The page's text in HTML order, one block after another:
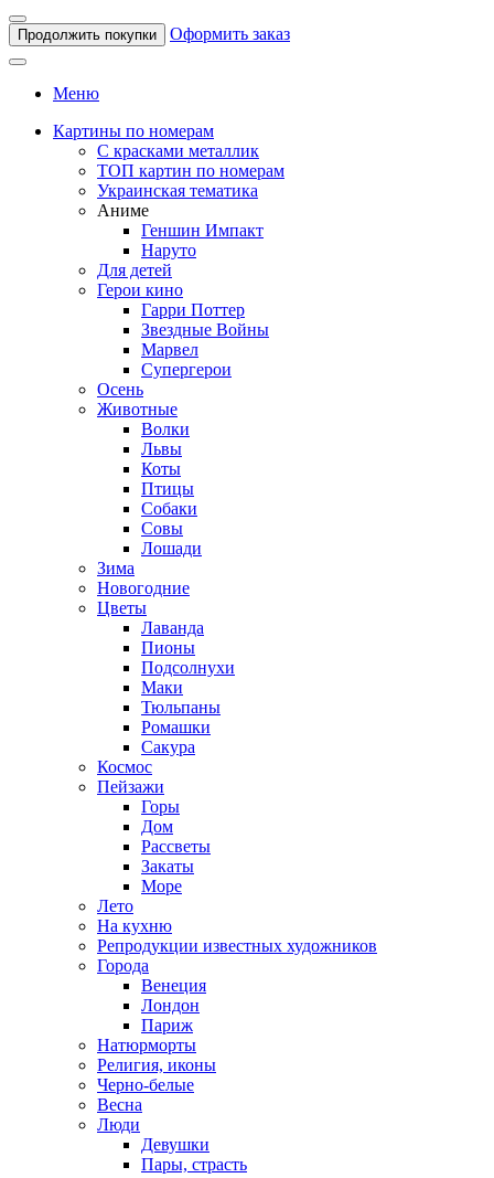
Продолжить покупки Оформить заказ
Меню
Картины по номерам
С красками металлик
ТОП картин по номерам
Украинская тематика
Аниме
Геншин Импакт
Наруто
Для детей
Герои кино
Гарри Поттер
Звездные Войны
Марвел
Супергерои
Осень
Животные
Волки
Львы
Коты
Птицы
Собаки
Совы
Лошади
Зима
Новогодние
Цветы
Лаванда
Пионы
Подсолнухи
Маки
Тюльпаны
Ромашки
Сакура
Космос
Пейзажи
Горы
Дом
Рассветы
Закаты
Море
Лето
На кухню
Репродукции известных художников
Города
Венеция
Лондон
Париж
Натюрморты
Религия, иконы
Черно-белые
Весна
Люди
Девушки
Пары, страсть